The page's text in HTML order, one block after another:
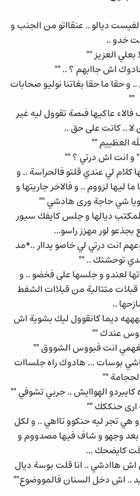
ديالو .. عنقااتو من الجنب و
خدو ..
بعلي العزيز ""
اش جاابهم ؟ .. ""
و حقا ما حقا بغاتنا نوليو صحابات
""
عاكيها فىصة تقوول ليه غير
.. كانت على حق ..
العظييم ""
و انت اش درتي ؟ ""
كلام لي عندي قلتو فالحراسة .. و
ليها لزووم .. و فالاخر جاريتها و
شي حاجة ورى هادشي ""
ديالها و جلس كايفك سيور
لور مهزز راسو...
انت درتي لي خاصو يداار ..*مد
توحشتك .. ""
لعندو و جلسها على فخضو .. و
متتالية من قبلاات الشفط
..
ديما كانقوول ليك بشوية اش
عندك ""
انت فبووس الشووق ""
بوسات ... هادوك راه جلساات
""
كايبردو الهواايش .. جربي تشوفي ""
ارى حنككك ""
تجر ليه حنكوو تااهي .. و لكل
بعد وجهو و شاف فيها مصدووم و
كايضحك ...
اش هاادشي .. انا قلت بوسة ديال
.. اش دخل السنان فالمووضوع""